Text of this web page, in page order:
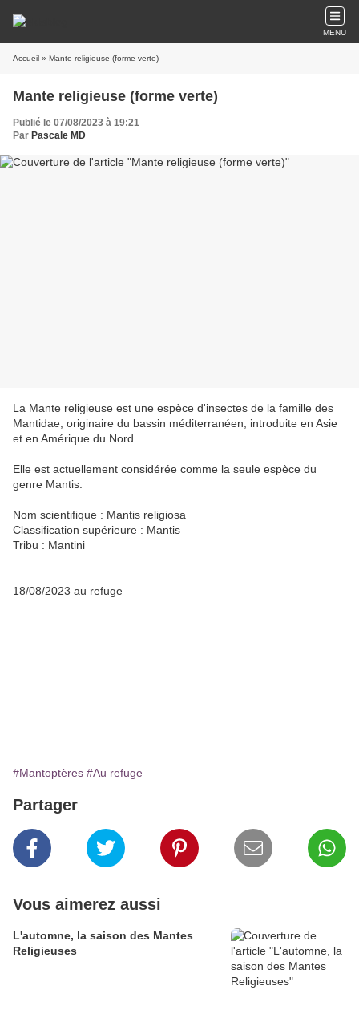
MENU
Accueil » Mante religieuse (forme verte)
Mante religieuse (forme verte)
Publié le 07/08/2023 à 19:21
Par Pascale MD
La Mante religieuse est une espèce d'insectes de la famille des
Mantidae, originaire du bassin méditerranéen, introduite en Asie
et en Amérique du Nord.
Elle est actuellement considérée comme la seule espèce du
genre Mantis.
Nom scientifique : Mantis religiosa
Classification supérieure : Mantis
Tribu : Mantini
18/08/2023 au refuge
#Mantoptères #Au refuge
Partager
Vous aimerez aussi
L'automne, la saison des Mantes
Religieuses